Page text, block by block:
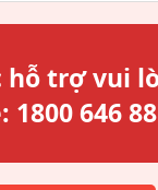
trợ vui
1800 646